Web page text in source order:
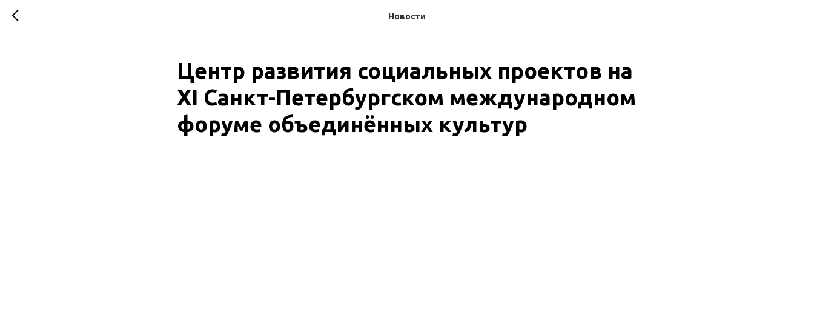
Новости
Центр развития социальных проектов на
XI Санкт-Петербургском международном
форуме объединённых культур